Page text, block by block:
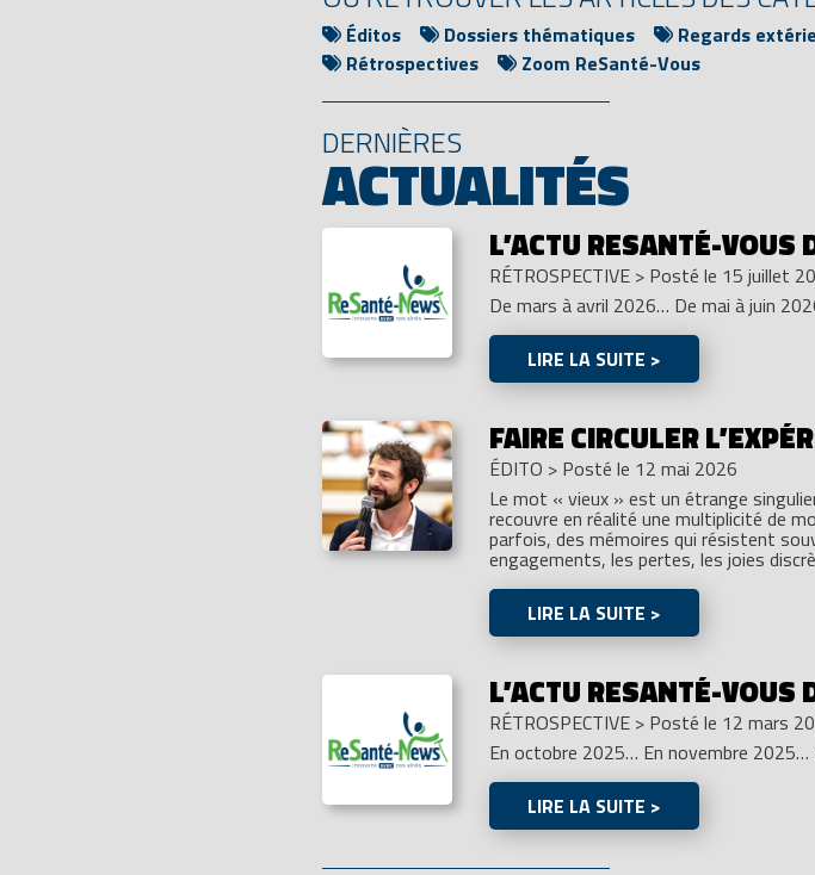
Éditos Dossiers thématiques Regards
Rétrospectives
Zoom ReSanté-Vous
DERNIÈRES
ACTUALITÉS
L’ACTU RESANTÉ-VOUS
RÉTROSPECTIVE > Posté le 15 juillet
De mars à avril 2026… De mai à juin
LIRE LA SUITE >
FAIRE CIRCULER
ÉDITO > Posté le 12 mai 2026
Le mot « vieux » est un étrange
recouvre en réalité une multiplicité de
parfois, des mémoires qui résistent
engagements, les pertes, les joies
LIRE LA SUITE >
L’ACTU RESANTÉ-VOUS
RÉTROSPECTIVE > Posté le 12 mars
En octobre 2025… En novembre 2025…
LIRE LA SUITE >